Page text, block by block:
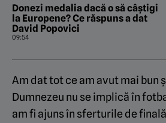
Donezi medalia dacă o să câștigi
la Europene? Ce răspuns a dat
David Popovici
09:54
Am dat tot ce am avut mai bun
Dumnezeu nu se implică în
am fi ajuns în sferturile de